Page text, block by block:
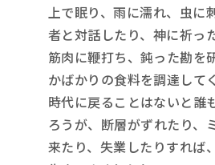
上で眠り、雨に濡れ、虫に
者と対話したり、神に祈っ
筋肉に鞭打ち、鈍った勘を
かばかりの食料を調達して
時代に戻ることはないと誰
ろうが、断層がずれたり、
来たり、失業したりすれば